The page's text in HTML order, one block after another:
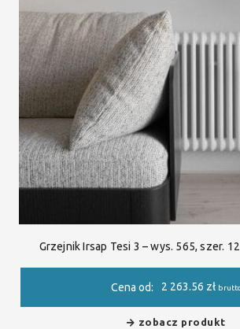
Grzejnik Irsap Tesi 3 – wys. 565, szer.
Cena od: 2 263.56 zł
zobacz produkt